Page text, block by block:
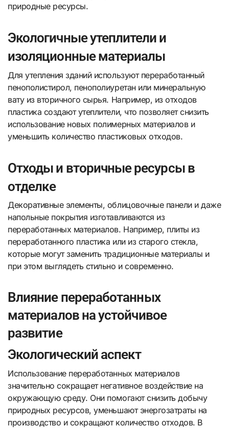
природные ресурсы.
Экологичные утеплители и
изоляционные материалы
Для утепления зданий используют переработанный
пенополистирол, пенополиуретан или минеральную
вату из вторичного сырья. Например, из отходов
пластика создают утеплители, что позволяет снизить
использование новых полимерных материалов и
уменьшить количество пластиковых отходов.
Отходы и вторичные ресурсы в
отделке
Декоративные элементы, облицовочные панели и даже
напольные покрытия изготавливаются из
переработанных материалов. Например, плиты из
переработанного пластика или из старого стекла,
которые могут заменить традиционные материалы и
при этом выглядеть стильно и современно.
Влияние переработанных
материалов на устойчивое
развитие
Экологический аспект
Использование переработанных материалов
значительно сокращает негативное воздействие на
окружающую среду. Они помогают снизить добычу
природных ресурсов, уменьшают энергозатраты на
производство и сокращают количество отходов. В